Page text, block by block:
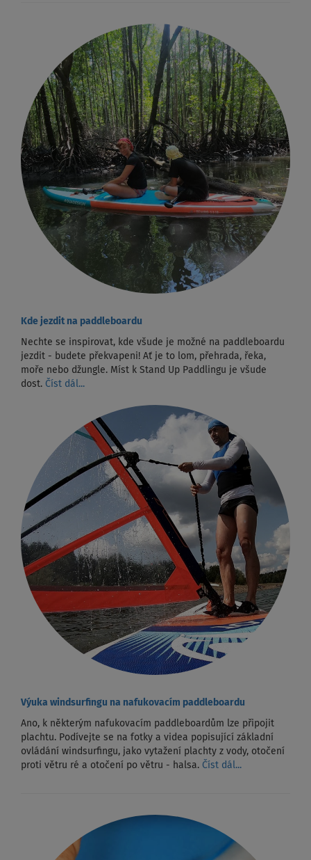
Kde jezdit na paddleboardu
Nechte se inspirovat, kde všude je možné na paddleboardu
jezdit - budete překvapeni! Ať je to lom, přehrada, řeka,
moře nebo džungle. Míst k Stand Up Paddlingu je všude
dost. Číst dál...
Výuka windsurfingu na nafukovacím paddleboardu
Ano, k některým nafukovacím paddleboardům lze připojit
plachtu. Podívejte se na fotky a videa popisující základní
ovládání windsurfingu, jako vytažení plachty z vody, otočení
proti větru ré a otočení po větru - halsa. Číst dál...